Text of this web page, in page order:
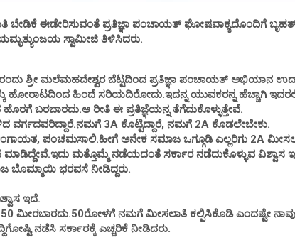
ಈಡೇರಿಸುವಂತೆ ಪ್ರತಿಜ್ಞಾ ಪಂಚಾಯತ್ ಘೋಷವಾಕ್ಯದೊಂದಿಗೆ
ಸ್ವಾಮೀಜಿ ತಿಳಿಸಿದರು.
ರಂದು ಶ್ರೀ ಮಲೆಮಹದೇಶ್ವರ ಬೆಟ್ಟದಿಂದ ಪ್ರತಿಜ್ಞಾ ಪಂಚಾಯತ್ ಅಭಿಯಾನ
ಹೋರಾಟದಿಂದ ಹಿಂದೆ ಸರಿಯದಿರೋದು.ಇದನ್ನ ಯುವಕರನ್ನ ಹೆಚ್ಚಾಗಿ ಇದರಲ್ಲಿ
ಬರಬಾರದು.ಆ ರೀತಿ ಈ ಪ್ರತಿಜ್ಞೆಯನ್ನ ತೆಗೆದುಕೊಳ್ಳುತ್ತೇವೆ.
ವರ್ಗದವರಿದ್ದಾರೆ.ನಮಗೆ 3A ಕೊಟ್ಟಿದ್ದಾರೆ, ನಮಗೆ 2A ಕೊಡಲೇಬೇಕು.
ಪಂಚಮಸಾಲಿ.ಹೀಗೆ ಅನೇಕ‌ ಸಮಾಜ ಒಗ್ಗೂಡಿ ಎಲ್ಲರಿಗು 2A
ಮತ್ತೊಮ್ಮೆ ನಡೆಯದಂತೆ ಸರ್ಕಾರ‌ ನಡೆದುಕೊಳ್ಳುವ ವಿಶ್ವಾಸ
ಬೊಮ್ಮಾಯಿ ಭರವಸೆ ನೀಡಿದ್ದರು.
ಇದೆ.
ಮೀರಬಾರದು.50ರೋಳಗೆ ನಮಗೆ ಮೀಸಲಾತಿ ಕಲ್ಪಿಸಿಕೊಡಿ ಎಂದಷ್ಟೇ ನಾವು
ನಡೆಸಿ ಸರ್ಕಾರಕ್ಕೆ ಎಚ್ಚರಿಕೆ ನೀಡಿದರು.